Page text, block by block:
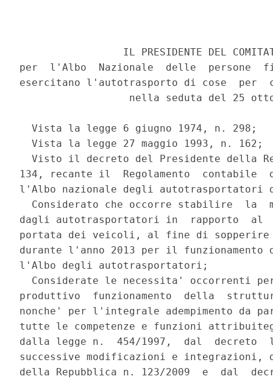
IL PRESIDENTE DEL
per  l'Albo  Nazionale  delle  persone
esercitano l'autotrasporto di cose
nella seduta del 25
  Vista la legge 6 giugno 1974, n. 298;
  Vista la legge 27 maggio 1993, n. 162;
Visto il decreto del Presidente della
134, recante il  Regolamento  contabile
l'Albo nazionale degli
Considerato che occorre stabilire  la
dagli autotrasportatori in  rapporto  al
portata dei veicoli, al fine di sopperire
durante l'anno 2013 per il
l'Albo degli autotrasportatori;
Considerate le necessita' occorrenti
produttivo  funzionamento  della
nonche' per l'integrale adempimento da
tutte le competenze e funzioni
dalla legge n.  454/1997,  dal  decreto
successive modificazioni e integrazioni,
della Repubblica n. 123/2009  e  dal